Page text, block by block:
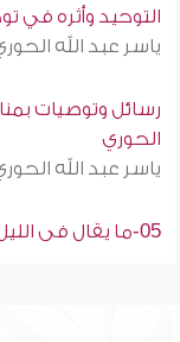
التوحيد وأثره في
ياسر عبد الله
رسائل وتوصيات
الحوري
ياسر عبد الله
05-ما يقال فى الليل - د.محمد إسماعيل المقدم